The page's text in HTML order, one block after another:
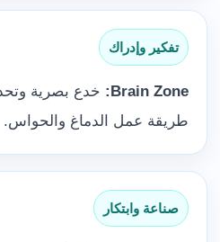
تفكير وإدراك
Brain Zone:
خدع بصرية
طريقة عمل الدماغ والحواس.
صناعة وابتكار